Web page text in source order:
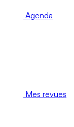
Agenda
Mes revues